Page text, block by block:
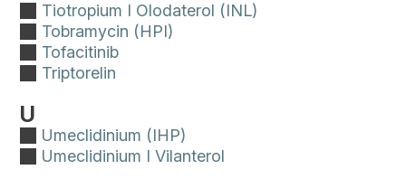
Tiotropium I Olodaterol (INL)
Tobramycin (HPI)
Tofacitinib
Triptorelin
U
Umeclidinium (IHP)
Umeclidinium I Vilanterol